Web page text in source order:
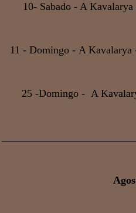
10- Sabado - A
11 - Domingo - A Kavalarya
25 -Domingo - A